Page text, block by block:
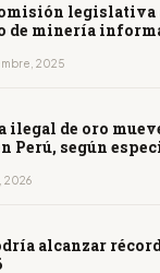
de minería
2025
ilegal de oro
Perú, según
2026
alcanzar